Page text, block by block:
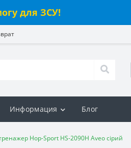
для ЗСУ!
Информация Блог
Hop-Sport HS-2090H Aveo сірий